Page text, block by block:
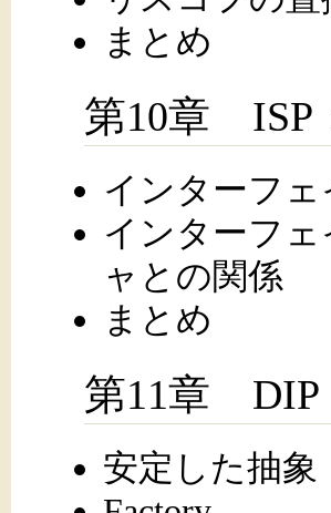
まとめ
第10章 ISP
インターフ
インターフ
ャとの関係
まとめ
第11章 DIP
安定した抽象